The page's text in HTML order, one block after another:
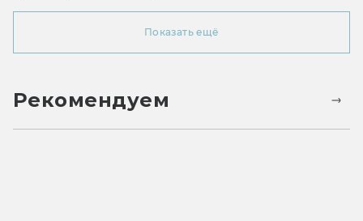
Показать ещё
Рекомендуем